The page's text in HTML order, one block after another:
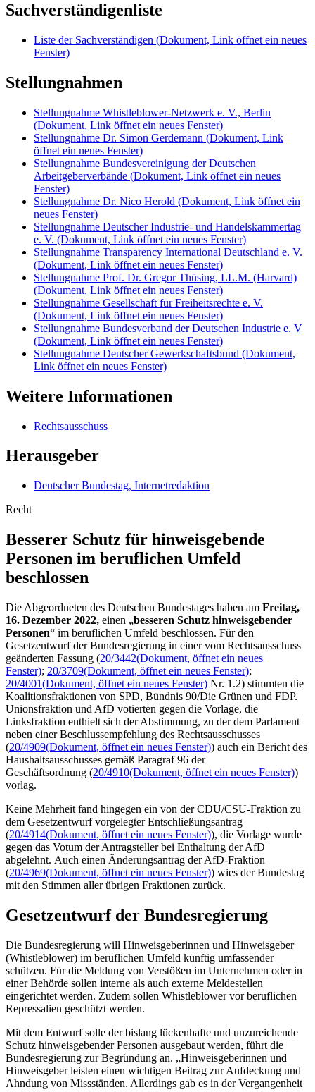
Sachverständigenliste
Liste der Sachverständigen (Dokument, Link öffnet ein neues
Fenster)
Stellungnahmen
Stellungnahme Whistleblower-Netzwerk e. V., Berlin
(Dokument, Link öffnet ein neues Fenster)
Stellungnahme Dr. Simon Gerdemann (Dokument, Link
öffnet ein neues Fenster)
Stellungnahme Bundesvereinigung der Deutschen
Arbeitgeberverbände (Dokument, Link öffnet ein neues
Fenster)
Stellungnahme Dr. Nico Herold (Dokument, Link öffnet ein
neues Fenster)
Stellungnahme Deutscher Industrie- und Handelskammertag
e. V. (Dokument, Link öffnet ein neues Fenster)
Stellungnahme Transparency International Deutschland e. V.
(Dokument, Link öffnet ein neues Fenster)
Stellungnahme Prof. Dr. Gregor Thüsing, LL.M. (Harvard)
(Dokument, Link öffnet ein neues Fenster)
Stellungnahme Gesellschaft für Freiheitsrechte e. V.
(Dokument, Link öffnet ein neues Fenster)
Stellungnahme Bundesverband der Deutschen Industrie e. V
(Dokument, Link öffnet ein neues Fenster)
Stellungnahme Deutscher Gewerkschaftsbund (Dokument,
Link öffnet ein neues Fenster)
Weitere Informationen
Rechtsausschuss
Herausgeber
Deutscher Bundestag, Internetredaktion
Recht
Besserer Schutz für hin­weis­gebende
Personen im beruf­lichen Umfeld
beschlossen
Die Abgeordneten des Deutschen Bundestages haben am Freitag,
16. Dezember 2022, einen „besseren Schutz hinweisgebender
Personen“ im beruflichen Umfeld beschlossen. Für den
Gesetzentwurf der Bundesregierung in einer vom Rechtsausschuss
geänderten Fassung (20/3442(Dokument, öffnet ein neues
Fenster); 20/3709(Dokument, öffnet ein neues Fenster);
20/4001(Dokument, öffnet ein neues Fenster) Nr. 1.2) stimmten die
Koalitionsfraktionen von SPD, Bündnis 90/Die Grünen und FDP.
Unionsfraktion und AfD votierten gegen die Vorlage, die
Linksfraktion enthielt sich der Abstimmung, zu der dem Parlament
neben einer Beschlussempfehlung des Rechtsausschusses
(20/4909(Dokument, öffnet ein neues Fenster)) auch ein Bericht des
Haushaltsausschusses gemäß Paragraf 96 der
Geschäftsordnung (20/4910(Dokument, öffnet ein neues Fenster))
vorlag.
Keine Mehrheit fand hingegen ein von der CDU/CSU-Fraktion zu
dem Gesetzentwurf vorgelegter Entschließungsantrag
(20/4914(Dokument, öffnet ein neues Fenster)), die Vorlage wurde
gegen das Votum der Antragsteller bei Enthaltung der AfD
abgelehnt. Auch einen Änderungsantrag der AfD-Fraktion
(20/4969(Dokument, öffnet ein neues Fenster)) wies der Bundestag
mit den Stimmen aller übrigen Fraktionen zurück.
Gesetzentwurf der Bundesregierung
Die Bundesregierung will Hinweisgeberinnen und Hinweisgeber
(Whistleblower) im beruflichen Umfeld künftig umfassender
schützen. Für die Meldung von Verstößen im Unternehmen oder in
einer Behörde sollen interne als auch externe Meldestellen
eingerichtet werden. Zudem sollen Whistleblower vor beruflichen
Repressalien geschützt werden.
Mit dem Entwurf solle der bislang lückenhafte und unzureichende
Schutz hinweisgebender Personen ausgebaut werden, führt die
Bundesregierung zur Begründung an. „Hinweisgeberinnen und
Hinweisgeber leisten einen wichtigen Beitrag zur Aufdeckung und
Ahndung von Missständen. Allerdings gab es in der Vergangenheit